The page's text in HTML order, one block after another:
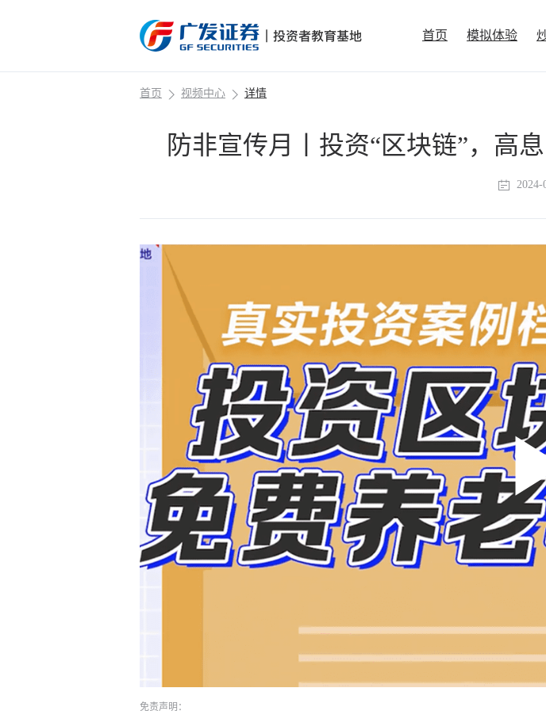
首页 模拟体验
首页 视频中心 详情
防非宣传月丨投资“区块链”，高
2024-
免责声明：